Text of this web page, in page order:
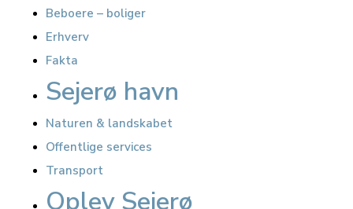
Beboere – boliger
Erhverv
Fakta
Sejerø havn
Naturen & landskabet
Offentlige services
Transport
Oplev Sejerø